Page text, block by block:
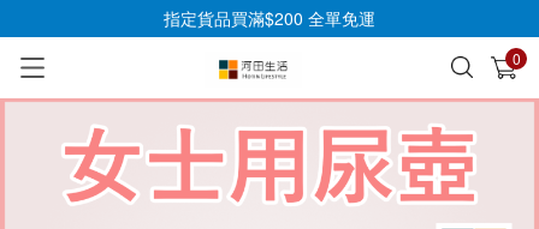
指定貨品買滿$200 全單免運
0
已加入購物車 查看